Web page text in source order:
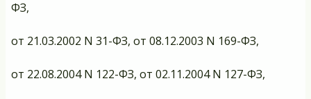
ФЗ,
от 21.03.2002 N 31-ФЗ, от 08.12.2003 N 169-ФЗ,
от 22.08.2004 N 122-ФЗ, от 02.11.2004 N 127-ФЗ,